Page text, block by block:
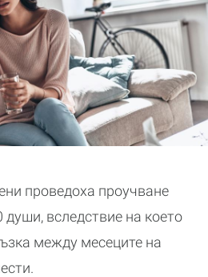
проведоха проучване
души, вследствие на което
между месеците на